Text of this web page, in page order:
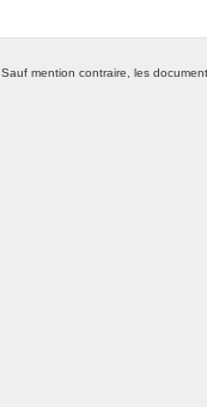
Sauf mention contraire, les